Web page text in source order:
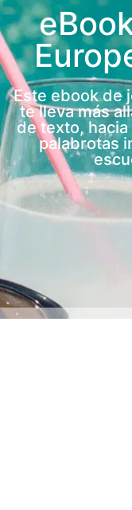
Este ebook de
te lleva más
de texto,
palabrotas